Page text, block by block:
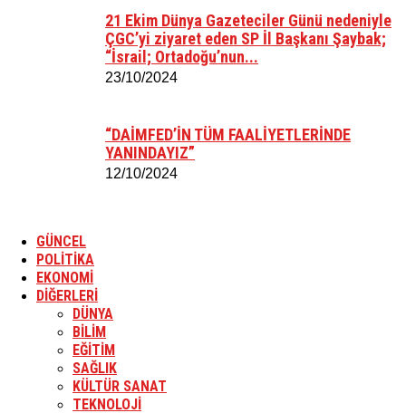
21 Ekim Dünya Gazeteciler Günü nedeniyle
ÇGC’yi ziyaret eden SP İl Başkanı Şaybak;
“İsrail; Ortadoğu’nun...
23/10/2024
“DAİMFED’İN TÜM FAALİYETLERİNDE
YANINDAYIZ”
12/10/2024
GÜNCEL
POLİTİKA
EKONOMİ
DİĞERLERİ
DÜNYA
BİLİM
EĞİTİM
SAĞLIK
KÜLTÜR SANAT
TEKNOLOJİ